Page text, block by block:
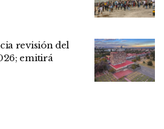
revisión del
emitirá